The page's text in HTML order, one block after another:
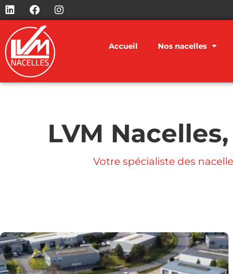
Accueil Nos nacelles
LVM
Votre spécialiste des